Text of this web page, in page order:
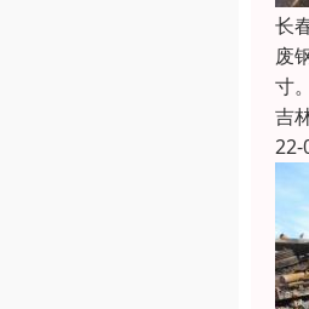
长
废
寸
吉
22-